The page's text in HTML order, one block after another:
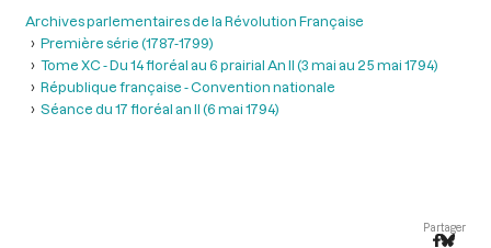
Archives parlementaires de la Révolution Française
Première série (1787-1799)
Tome XC - Du 14 floréal au 6 prairial An II (3 mai au 25 mai 1794)
République française - Convention nationale
Séance du 17 floréal an II (6 mai 1794)
Partager